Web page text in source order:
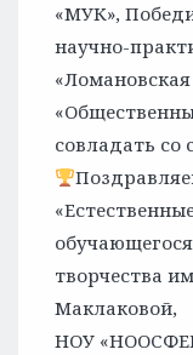
«МУК»,
научно-
совладать со
творчества
Маклаковой,
НОУ